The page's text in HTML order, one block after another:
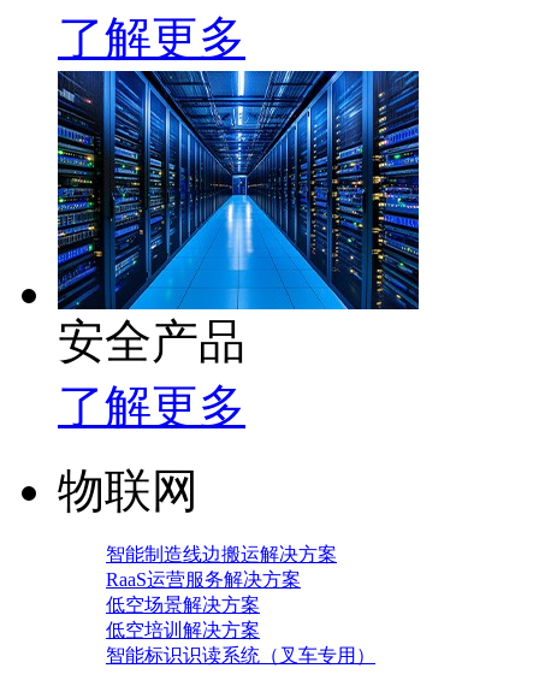
了解更多
安全产品
了解更多
物联网
智能制造线边搬运解决方案
RaaS运营服务解决方案
低空场景解决方案
低空培训解决方案
智能标识识读系统（叉车专用）